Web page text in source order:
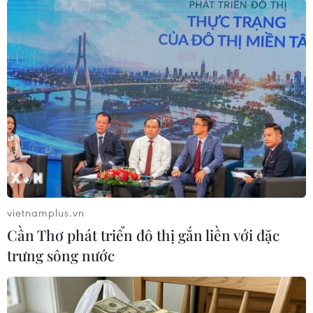
#U23 châu Á #U23 Việt Nam
#U23 Kuwait
#Hoàng Anh Tuấn
Kuwait
Theo dõi VietnamPlus
vietnamplus.vn
Cần Thơ phát triển đô thị gắn liền với đặc
trưng sông nước